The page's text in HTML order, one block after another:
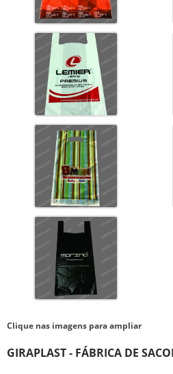
Clique nas imagens para ampliar
GIRAPLAST - FÁBRICA DE